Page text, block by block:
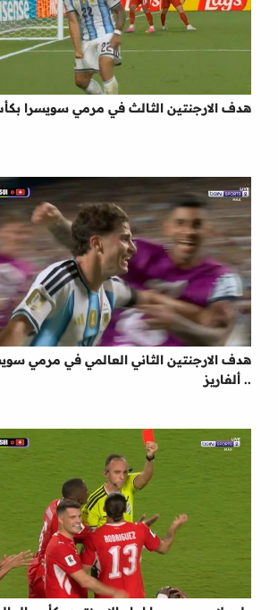
هدف الارجنتين الثالث في مرمي سويسرا
هدف الارجنتين الثاني العالمي في مرمي
.. ألفاريز